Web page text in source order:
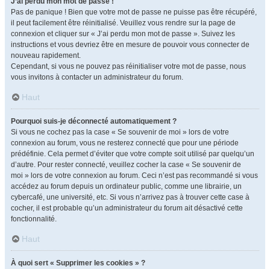
Pas de panique ! Bien que votre mot de passe ne puisse pas être récupéré,
il peut facilement être réinitialisé. Veuillez vous rendre sur la page de
connexion et cliquer sur « J’ai perdu mon mot de passe ». Suivez les
instructions et vous devriez être en mesure de pouvoir vous connecter de
nouveau rapidement.
Cependant, si vous ne pouvez pas réinitialiser votre mot de passe, nous
vous invitons à contacter un administrateur du forum.
Haut
Pourquoi suis-je déconnecté automatiquement ?
Si vous ne cochez pas la case « Se souvenir de moi » lors de votre
connexion au forum, vous ne resterez connecté que pour une période
prédéfinie. Cela permet d’éviter que votre compte soit utilisé par quelqu’un
d’autre. Pour rester connecté, veuillez cocher la case « Se souvenir de
moi » lors de votre connexion au forum. Ceci n’est pas recommandé si vous
accédez au forum depuis un ordinateur public, comme une librairie, un
cybercafé, une université, etc. Si vous n’arrivez pas à trouver cette case à
cocher, il est probable qu’un administrateur du forum ait désactivé cette
fonctionnalité.
Haut
À quoi sert « Supprimer les cookies » ?